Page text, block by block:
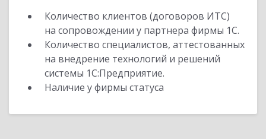
Количество клиентов (договоров ИТС)
на сопровождении у партнера фирмы 1С.
Количество специалистов, аттестованных
на внедрение технологий и решений
системы 1С:Предприятие.
Наличие у фирмы статуса